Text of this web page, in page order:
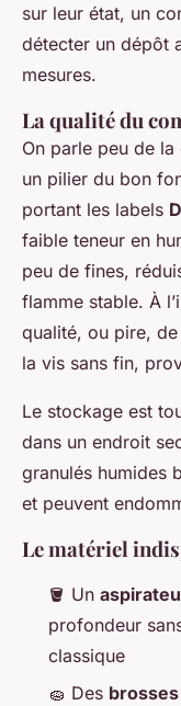
sur leur état, un
détecter un dépôt
mesures.
La qualité du
On parle peu de la
un pilier du bon
portant les labels
faible teneur en
peu de fines,
flamme stable. À
qualité, ou pire,
la vis sans fin,
Le stockage est
dans un endroit
granulés humides
et peuvent
Le matériel
🪣 Un
profondeur
classique
🧽 Des